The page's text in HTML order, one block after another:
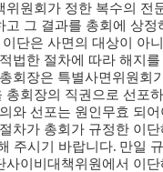
위원회가 정한 복수의 전
고 그 결과를 총회에 상정
이단은 사면의 대상이 아
법한 절차에 따라 해지를
회장은 특별사면위원회
총회장의 직권으로 선포
와 선포는 원인무효 되어
차가 총회가 규정한 이단
주시기 바랍니다. 만일
사이비대책위원에서 이단